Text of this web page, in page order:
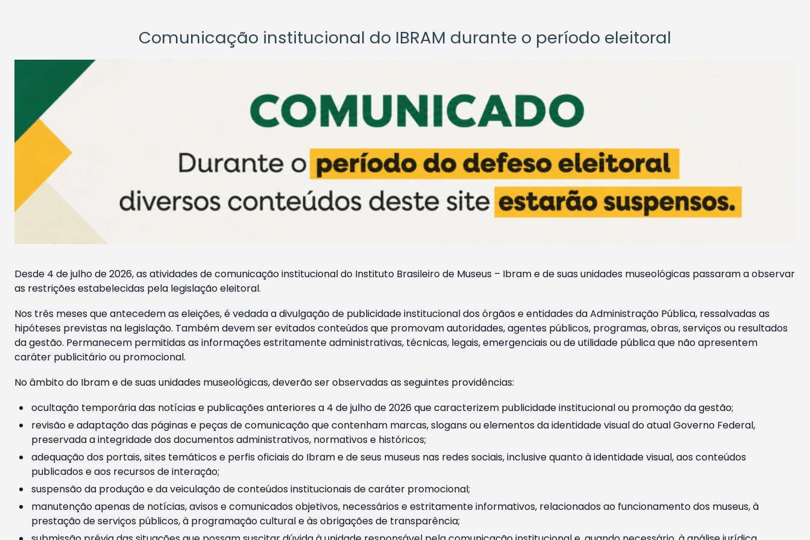
Comunicação institucional do IBRAM durante o período eleitoral
Desde 4 de julho de 2026, as atividades de comunicação institucional do Instituto Brasileiro de Museus – Ibram e de suas unidades museológicas passaram a observar
as restrições estabelecidas pela legislação eleitoral.
Nos três meses que antecedem as eleições, é vedada a divulgação de publicidade institucional dos órgãos e entidades da Administração Pública, ressalvadas as
hipóteses previstas na legislação. Também devem ser evitados conteúdos que promovam autoridades, agentes públicos, programas, obras, serviços ou resultados
da gestão. Permanecem permitidas as informações estritamente administrativas, técnicas, legais, emergenciais ou de utilidade pública que não apresentem
caráter publicitário ou promocional.
No âmbito do Ibram e de suas unidades museológicas, deverão ser observadas as seguintes providências:
ocultação temporária das notícias e publicações anteriores a 4 de julho de 2026 que caracterizem publicidade institucional ou promoção da gestão;
revisão e adaptação das páginas e peças de comunicação que contenham marcas, slogans ou elementos da identidade visual do atual Governo Federal,
preservada a integridade dos documentos administrativos, normativos e históricos;
adequação dos portais, sites temáticos e perfis oficiais do Ibram e de seus museus nas redes sociais, inclusive quanto à identidade visual, aos conteúdos
publicados e aos recursos de interação;
suspensão da produção e da veiculação de conteúdos institucionais de caráter promocional;
manutenção apenas de notícias, avisos e comunicados objetivos, necessários e estritamente informativos, relacionados ao funcionamento dos museus, à
prestação de serviços públicos, à programação cultural e às obrigações de transparência;